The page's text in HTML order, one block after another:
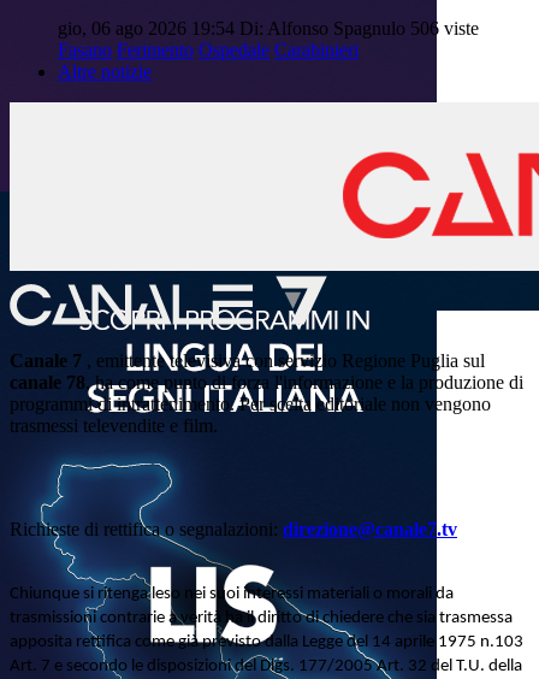
gio, 06 ago 2026 19:54 Di: Alfonso Spagnulo 506 viste
Fasano Ferimento Ospedale Carabinieri
Altre notizie
Canale 7 , emittente televisiva con servizio Regione Puglia sul
canale 78, ha come punto di forza l'informazione e la produzione di
programmi di intrattenimento. Per scelta editoriale non vengono
trasmessi televendite e film.
Richieste di rettifica o segnalazioni: direzione@canale7.tv
Chiunque si ritenga leso nei suoi interessi materiali o morali da
trasmissioni contrarie a verità ha il diritto di chiedere che sia trasmessa
apposita rettifica come già previsto dalla Legge del 14 aprile 1975 n.103
Art. 7 e secondo le disposizioni del Dlgs. 177/2005 Art. 32 del T.U. della